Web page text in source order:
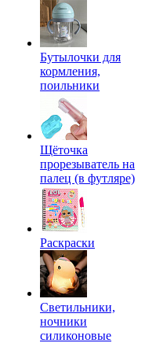
Бутылочки для
кормления,
поильники
Щёточка
прорезыватель на
палец (в футляре)
Раскраски
Светильники,
ночники
силиконовые